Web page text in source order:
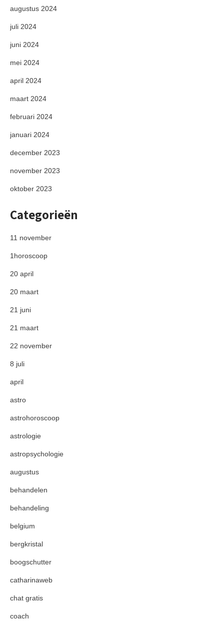
augustus 2024
juli 2024
juni 2024
mei 2024
april 2024
maart 2024
februari 2024
januari 2024
december 2023
november 2023
oktober 2023
Categorieën
11 november
1horoscoop
20 april
20 maart
21 juni
21 maart
22 november
8 juli
april
astro
astrohoroscoop
astrologie
astropsychologie
augustus
behandelen
behandeling
belgium
bergkristal
boogschutter
catharinaweb
chat gratis
coach